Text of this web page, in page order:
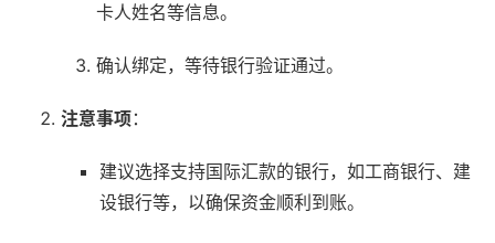
卡人姓名等信息。
确认绑定，等待银行验证通过。
注意事项：
建议选择支持国际汇款的银行，如工商银行、建
设银行等，以确保资金顺利到账。